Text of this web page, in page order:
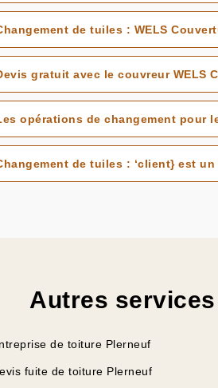
de tuiles : WELS
gratuit avec le couvreur WELS
opérations de changement pour
de tuiles : ‘client} est
Autres services
de toiture Plerneuf
fuite de toiture Plerneuf